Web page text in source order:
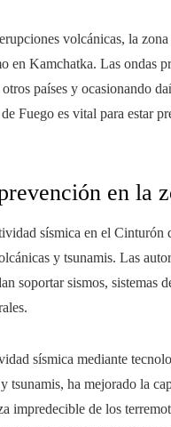
volcánicas, la
en Kamchatka. Las ondas
otros países y ocasionando
Fuego es vital para estar
en la
sísmica en el Cinturón
y tsunamis. Las
soportar sismos, sistemas
sísmica mediante
tsunamis, ha mejorado la
impredecible de los